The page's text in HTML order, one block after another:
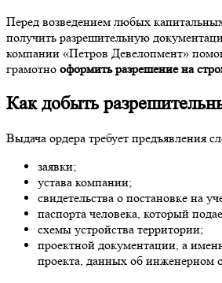
Перед возведением любых
получить разрешительную
компании «Петров Девелопмент»
грамотно оформить разрешение на
Как добыть
Выдача ордера требует предъявления
заявки;
устава компании;
свидетельства о постановке на
паспорта человека, который
схемы устройства территории;
проектной документации, а
проекта, данных об инженерном